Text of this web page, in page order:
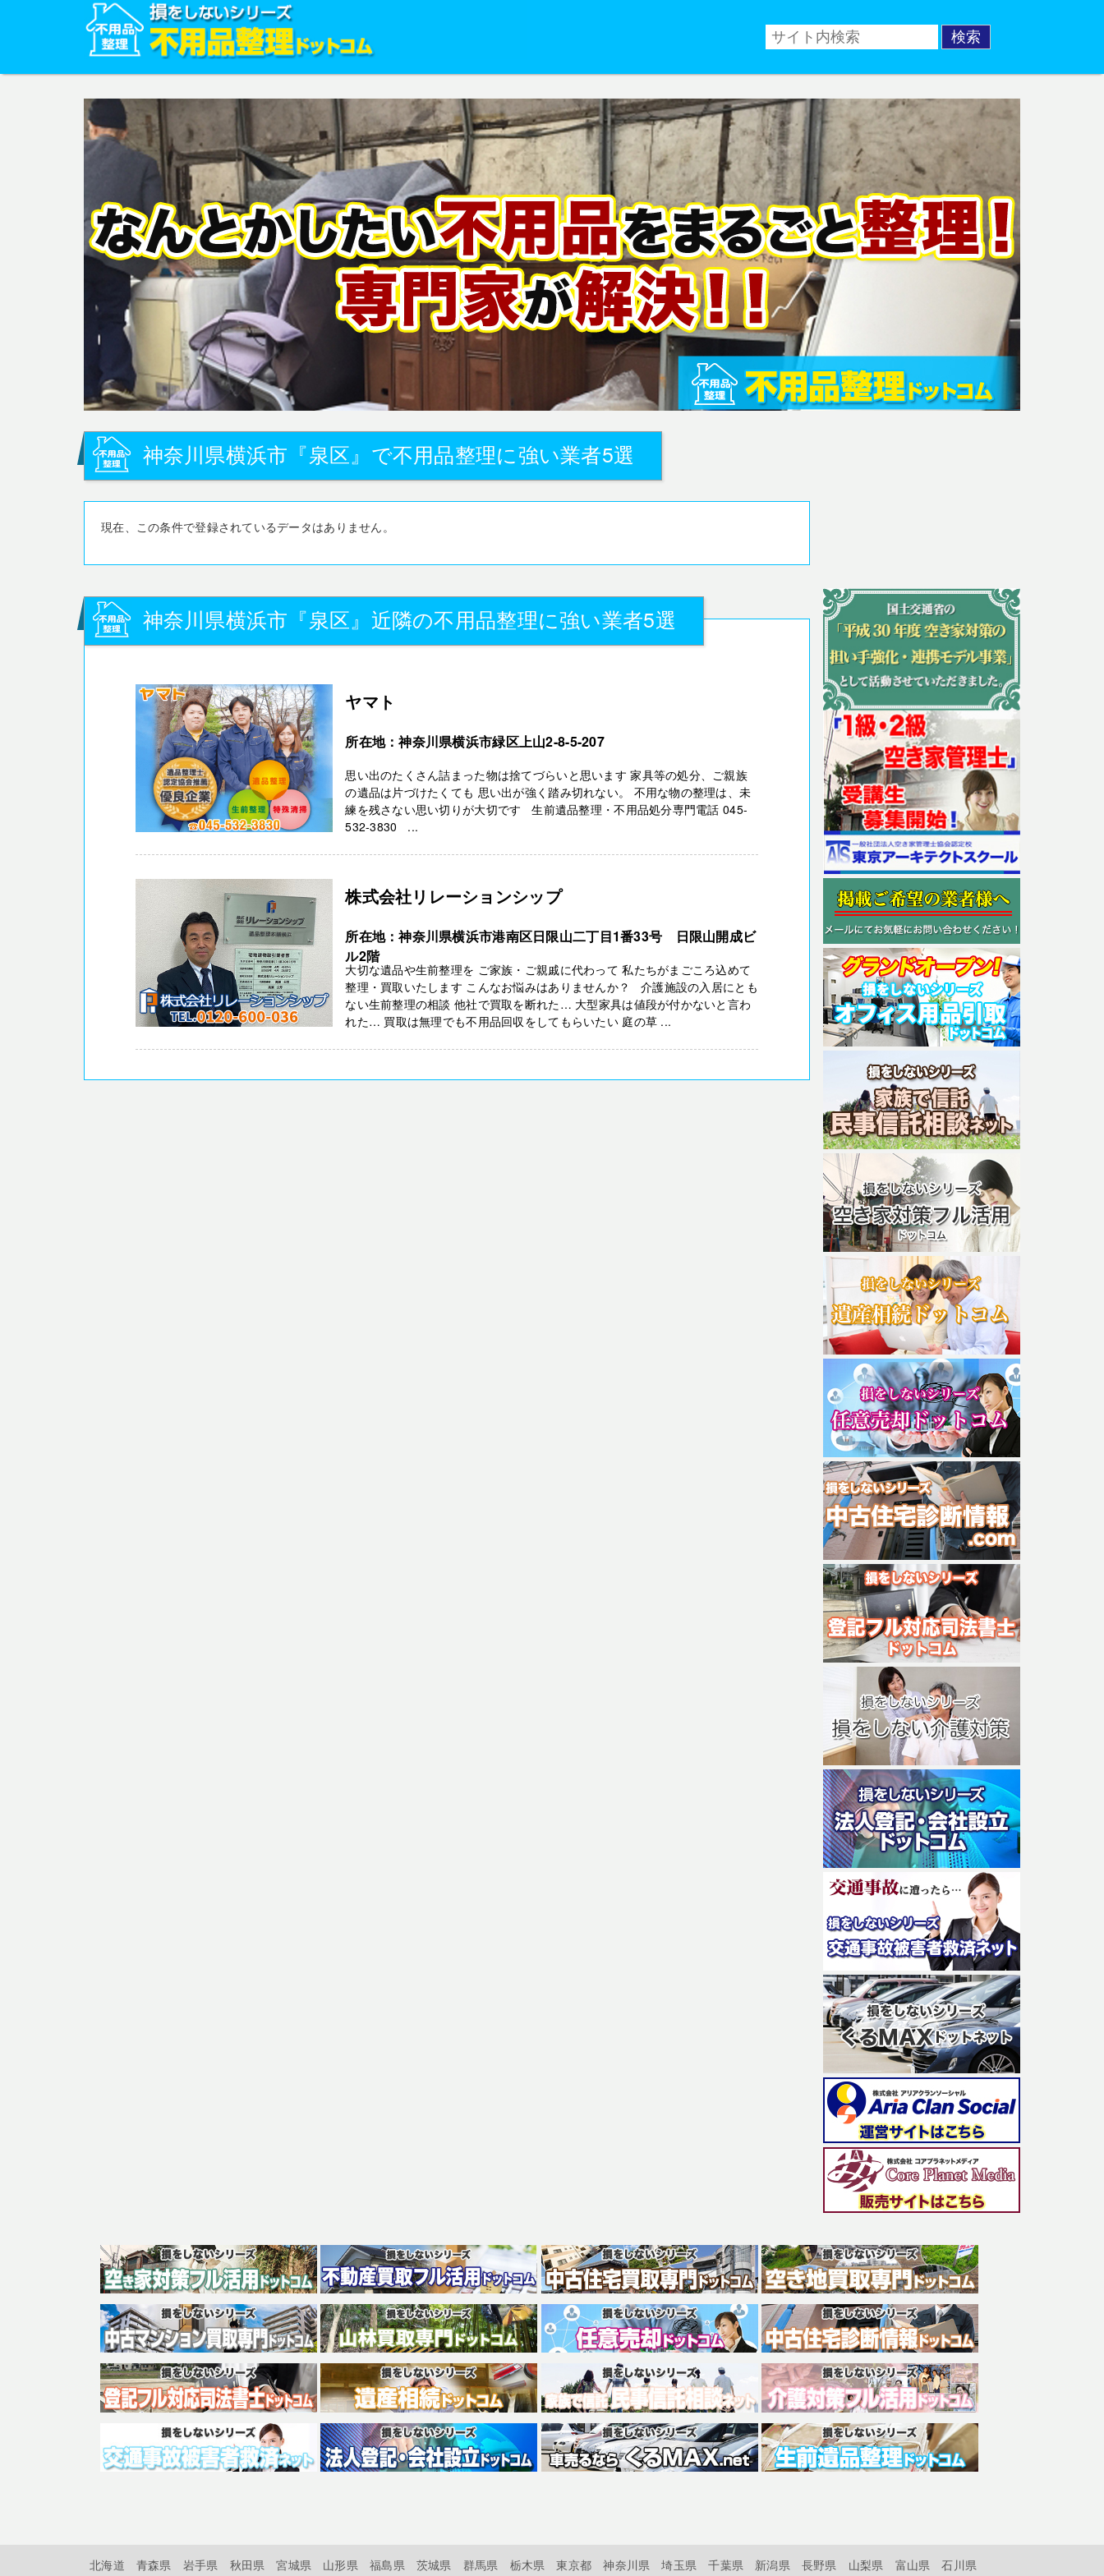
神奈川県横浜市『泉区』で不用品整理に強い業者5選
現在、この条件で登録されているデータはありません。
神奈川県横浜市『泉区』近隣の不用品整理に強い業者5選
ヤマト
所在地：神奈川県横浜市緑区上山2-8-5-207
思い出のたくさん詰まった物は捨てづらいと思います 家具等の処分、ご親族
の遺品は片づけたくても 思い出が強く踏み切れない。 不用な物の整理は、未
練を残さない思い切りが大切です 生前遺品整理・不用品処分専門電話 045-
532-3830 ...
株式会社リレーションシップ
所在地：神奈川県横浜市港南区日限山二丁目1番33号 日限山開成ビ
ル2階
大切な遺品や生前整理を ご家族・ご親戚に代わって 私たちがまごころ込めて
整理・買取いたします こんなお悩みはありませんか？ 介護施設の入居にとも
ない生前整理の相談 他社で買取を断れた… 大型家具は値段が付かないと言わ
れた… 買取は無理でも不用品回収をしてもらいたい 庭の草 ...
北海道 青森県 岩手県 秋田県 宮城県 山形県 福島県 茨城県 群馬県 栃木県 東京都 神奈川県 埼玉県 千葉県 新潟県 長野県 山梨県 富山県 石川県